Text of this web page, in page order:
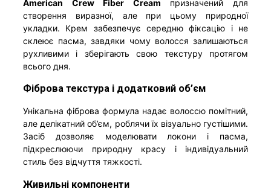
American Crew Fiber Cream призначений для
створення виразної, але при цьому природної
укладки. Крем забезпечує середню фіксацію і не
склеює пасма, завдяки чому волосся залишаються
рухливими і зберігають свою текстуру протягом
всього дня.
Фіброва текстура і додатковий об’єм
Унікальна фіброва формула надає волоссю помітний,
але делікатний об’єм, роблячи їх візуально густішими.
Засіб дозволяє моделювати локони і пасма,
підкреслюючи природну красу і індивідуальний
стиль без відчуття тяжкості.
Живильні компоненти